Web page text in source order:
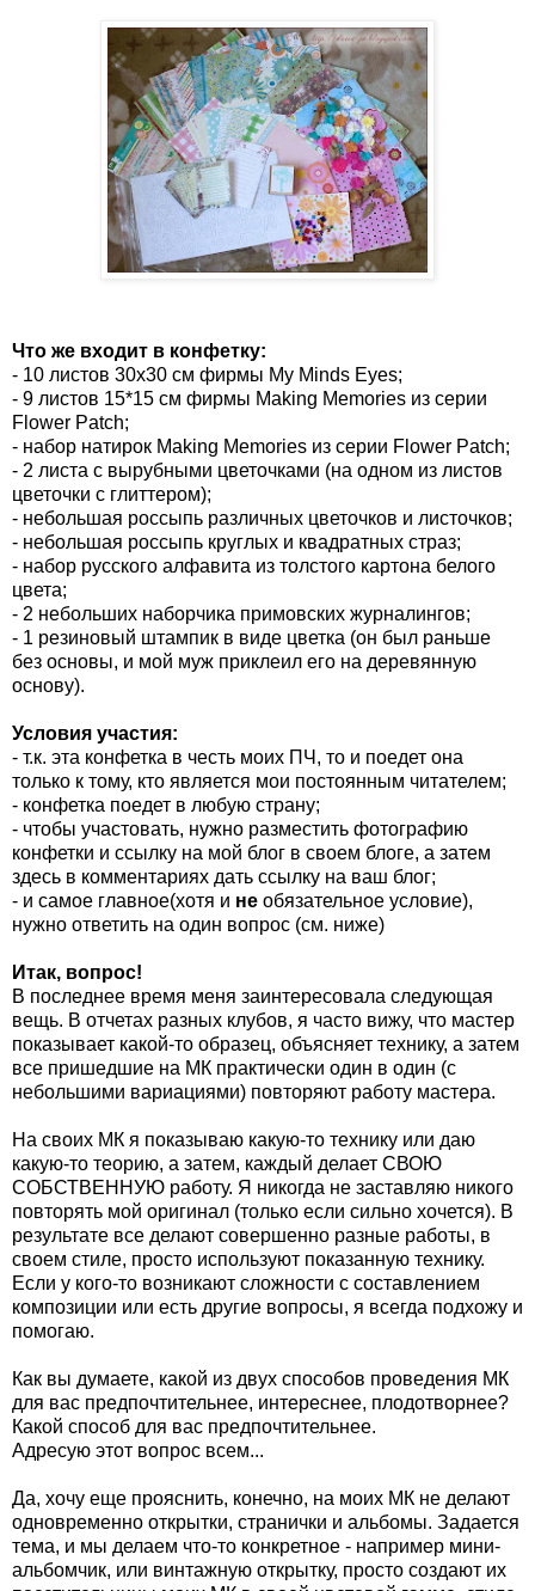
Что же входит в конфетку:
- 10 листов 30х30 см фирмы My Minds Eyes;
- 9 листов 15*15 см фирмы Making Memories из серии
Flower Patch;
- набор натирок Making Memories из серии Flower Patch;
- 2 листа с вырубными цветочками (на одном из листов
цветочки с глиттером);
- небольшая россыпь различных цветочков и листочков;
- небольшая россыпь круглых и квадратных страз;
- набор русского алфавита из толстого картона белого
цвета;
- 2 небольших наборчика примовских журналингов;
- 1 резиновый штампик в виде цветка (он был раньше
без основы, и мой муж приклеил его на деревянную
основу).
Условия участия:
- т.к. эта конфетка в честь моих ПЧ, то и поедет она
только к тому, кто является мои постоянным читателем;
- конфетка поедет в любую страну;
- чтобы участовать, нужно разместить фотографию
конфетки и ссылку на мой блог в своем блоге, а затем
здесь в комментариях дать ссылку на ваш блог;
- и самое главное(хотя и не обязательное условие),
нужно ответить на один вопрос (см. ниже)
Итак, вопрос!
В последнее время меня заинтересовала следующая
вещь. В отчетах разных клубов, я часто вижу, что мастер
показывает какой-то образец, объясняет технику, а затем
все пришедшие на МК практически один в один (с
небольшими вариациями) повторяют работу мастера.
На своих МК я показываю какую-то технику или даю
какую-то теорию, а затем, каждый делает СВОЮ
СОБСТВЕННУЮ работу. Я никогда не заставляю никого
повторять мой оригинал (только если сильно хочется). В
результате все делают совершенно разные работы, в
своем стиле, просто используют показанную технику.
Если у кого-то возникают сложности с составлением
композиции или есть другие вопросы, я всегда подхожу и
помогаю.
Как вы думаете, какой из двух способов проведения МК
для вас предпочтительнее, интереснее, плодотворнее?
Какой способ для вас предпочтительнее.
Адресую этот вопрос всем...
Да, хочу еще прояснить, конечно, на моих МК не делают
одновременно открытки, странички и альбомы. Задается
тема, и мы делаем что-то конкретное - например мини-
альбомчик, или винтажную открытку, просто создают их